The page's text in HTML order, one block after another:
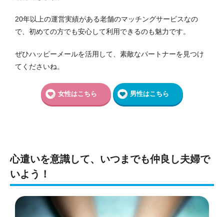
20年以上の運営実績がある老舗のマッチングサービスなの
で、初めての方でも安心して利用できるのも魅力です。
ぜひハッピーメールを活用して、素敵なパートナーを見つけ
てくださいね。
女性はこちら 男性はこちら
心遣いを意識して、 いつまでも仲良し夫婦で
いよう ！